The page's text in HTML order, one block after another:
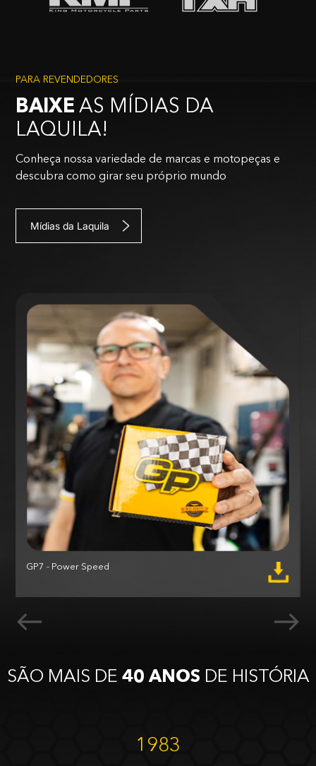
PARA REVENDEDORES
BAIXE AS MÍDIAS DA
LAQUILA!
Conheça nossa variedade de marcas e motopeças e
descubra como girar seu próprio mundo
Mídias da Laquila
GP7 - Power Speed
SÃO MAIS DE 40 ANOS DE HISTÓRIA
1983